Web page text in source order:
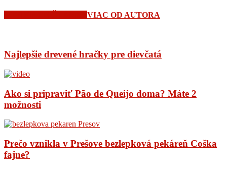
VIAC OD AUTORA
Najlepšie drevené hračky pre dievčatá
Ako si pripraviť Pão de Queijo doma? Máte 2
možnosti
Prečo vznikla v Prešove bezlepková pekáreň Coška
fajne?